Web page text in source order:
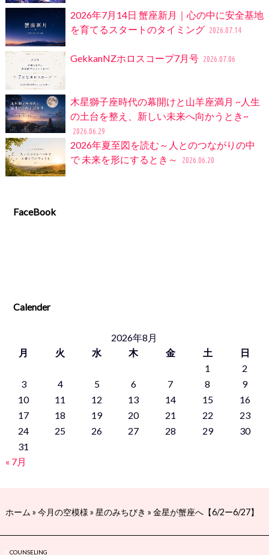
2026年7月14日 蟹座新月｜心の中に安全基地
を育てるスタートのタイミング 2026.07.14
GekkanNZホロスコープ7月号 2026.07.06
木星獅子座時代の幕開けと山羊座満月 ~人生
の土台を整え、新しい未来へ向かうとき~
2026.06.29
2026年夏至図を読む～人とのつながりの中
で 未来を形にするとき～
2026.06.20
FaceBook
Calender
2026年8月
月
火 水 木 金 土
日
1
2
3
4 5 6 7 8
9
10
11 12 13 14 15
16
17
18 19 20 21 22
23
24
25 26 27 28 29
30
31
« 7月
ホーム » 今月の空模様 » 星のみちびき » 金星が蟹座へ【6/2ー6/27】
COUNSELING